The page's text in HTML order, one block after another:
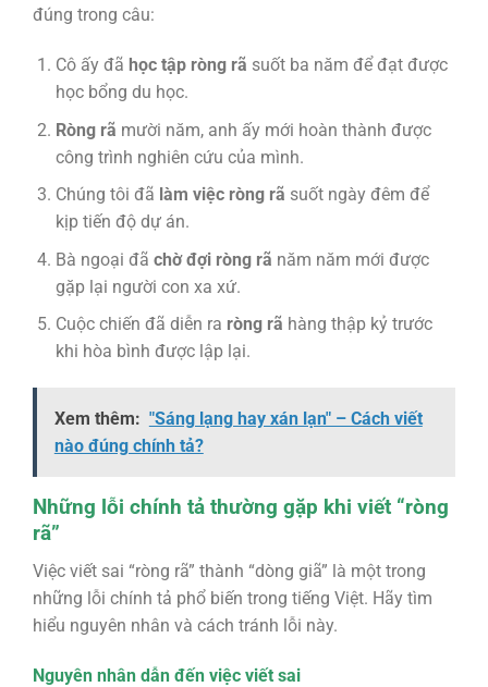
đúng trong câu:
Cô ấy đã học tập ròng rã suốt ba năm để đạt được
học bổng du học.
Ròng rã mười năm, anh ấy mới hoàn thành được
công trình nghiên cứu của mình.
Chúng tôi đã làm việc ròng rã suốt ngày đêm để
kịp tiến độ dự án.
Bà ngoại đã chờ đợi ròng rã năm năm mới được
gặp lại người con xa xứ.
Cuộc chiến đã diễn ra ròng rã hàng thập kỷ trước
khi hòa bình được lập lại.
Xem thêm: "Sáng lạng hay xán lạn" – Cách viết
nào đúng chính tả?
Những lỗi chính tả thường gặp khi viết “ròng
rã”
Việc viết sai “ròng rã” thành “dòng giã” là một trong
những lỗi chính tả phổ biến trong tiếng Việt. Hãy tìm
hiểu nguyên nhân và cách tránh lỗi này.
Nguyên nhân dẫn đến việc viết sai